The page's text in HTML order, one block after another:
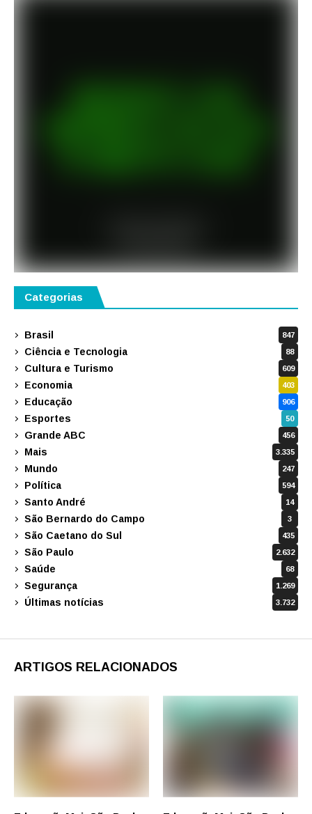
Categorias
Brasil 847
Ciência e Tecnologia 88
Cultura e Turismo 609
Economia 403
Educação 906
Esportes 50
Grande ABC 456
Mais 3.335
Mundo 247
Política 594
Santo André 14
São Bernardo do Campo 3
São Caetano do Sul 435
São Paulo 2.632
Saúde 68
Segurança 1.269
Últimas notícias 3.732
ARTIGOS RELACIONADOS